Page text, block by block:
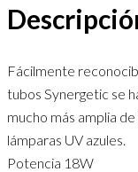
Fácilmente
tubos Synergetic se
mucho más amplia
lámparas UV azules.
Potencia 18W